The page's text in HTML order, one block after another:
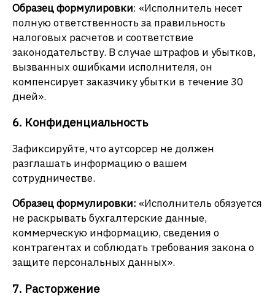
Образец формулировки: «Исполнитель несет
полную ответственность за правильность
налоговых расчетов и соответствие
законодательству. В случае штрафов и убытков,
вызванных ошибками исполнителя, он
компенсирует заказчику убытки в течение 30
дней».
6. Конфиденциальность
Зафиксируйте, что аутсорсер не должен
разглашать информацию о вашем
сотрудничестве.
Образец формулировки: «Исполнитель обязуется
не раскрывать бухгалтерские данные,
коммерческую информацию, сведения о
контрагентах и соблюдать требования закона о
защите персональных данных».
7. Расторжение